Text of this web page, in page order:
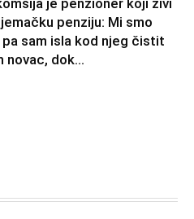
je penzioner koji živi
penziju: Mi smo
pa sam isla kod njeg čistit
novac, dok...